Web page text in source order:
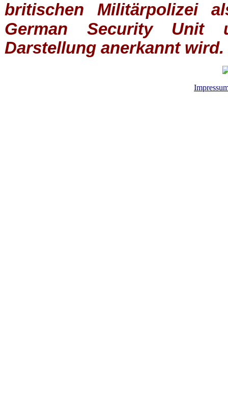
britischen
Militärpolizei
German Security Unit
Darstellung anerkannt wird.